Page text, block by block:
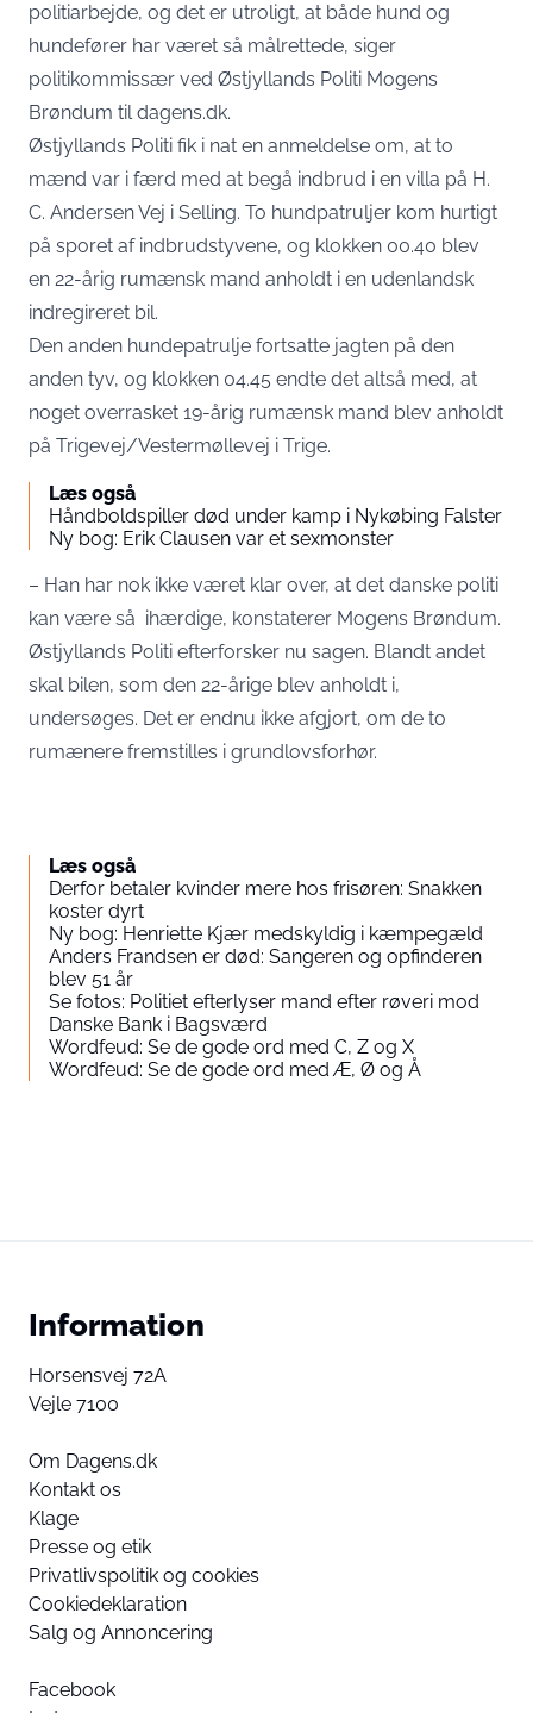
politiarbejde, og det er utroligt, at både hund og
hundefører har været så målrettede, siger
politikommissær ved Østjyllands Politi Mogens
Brøndum til dagens.dk.
Østjyllands Politi fik i nat en anmeldelse om, at to
mænd var i færd med at begå indbrud i en villa på H.
C. Andersen Vej i Selling. To hundpatruljer kom hurtigt
på sporet af indbrudstyvene, og klokken 00.40 blev
en 22-årig rumænsk mand anholdt i en udenlandsk
indregireret bil.
Den anden hundepatrulje fortsatte jagten på den
anden tyv, og klokken 04.45 endte det altså med, at
noget overrasket 19-årig rumænsk mand blev anholdt
på Trigevej/Vestermøllevej i Trige.
Læs også
Håndboldspiller død under kamp i Nykøbing Falster
Ny bog: Erik Clausen var et sexmonster
– Han har nok ikke været klar over, at det danske politi
kan være så ihærdige, konstaterer Mogens Brøndum.
Østjyllands Politi efterforsker nu sagen. Blandt andet
skal bilen, som den 22-årige blev anholdt i,
undersøges. Det er endnu ikke afgjort, om de to
rumænere fremstilles i grundlovsforhør.
Læs også
Derfor betaler kvinder mere hos frisøren: Snakken
koster dyrt
Ny bog: Henriette Kjær medskyldig i kæmpegæld
Anders Frandsen er død: Sangeren og opfinderen
blev 51 år
Se fotos: Politiet efterlyser mand efter røveri mod
Danske Bank i Bagsværd
Wordfeud: Se de gode ord med C, Z og X
Wordfeud: Se de gode ord med Æ, Ø og Å
Information
Horsensvej 72A
Vejle 7100
Om Dagens.dk
Kontakt os
Klage
Presse og etik
Privatlivspolitik og cookies
Cookiedeklaration
Salg og Annoncering
Facebook